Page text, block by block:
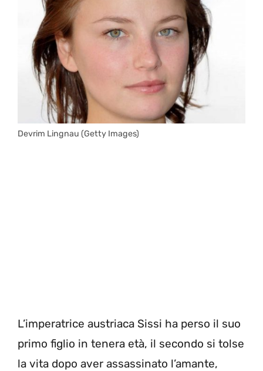
Devrim Lingnau (Getty Images)
L’imperatrice austriaca Sissi ha perso il suo
primo figlio in tenera età, il secondo si tolse
la vita dopo aver assassinato l’amante,